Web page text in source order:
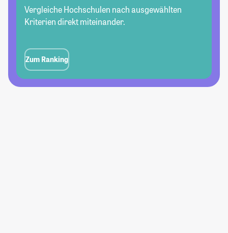
Vergleiche Hochschulen nach ausgewählten
Kriterien direkt miteinander.
Zum Ranking